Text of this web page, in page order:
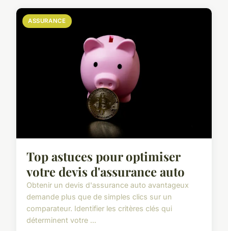
ASSURANCE
Top astuces pour optimiser
votre devis d'assurance auto
Obtenir un devis d'assurance auto avantageux
demande plus que de simples clics sur un
comparateur. Identifier les critères clés qui
déterminent votre ...